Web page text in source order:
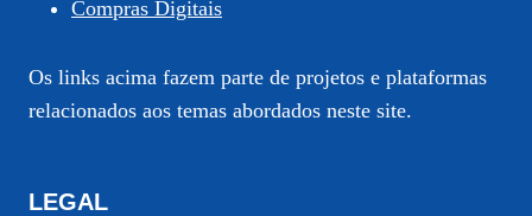
Compras Digitais
Os links acima fazem parte de projetos e plataformas
relacionados aos temas abordados neste site.
LEGAL